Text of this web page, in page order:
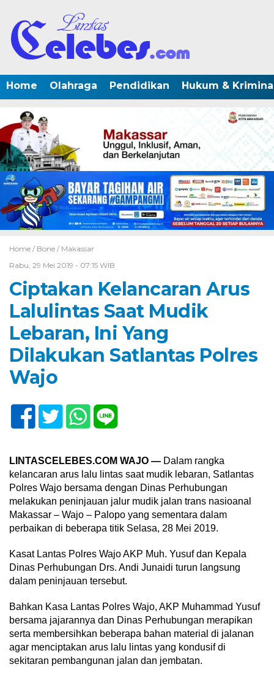
Home Olahraga Pendidikan Hukum &
Home / Bone / Makassar
Rabu, 29 Mei 2019 - 07:15 WIB
Ciptakan Kelancaran Arus
Lalulintas Saat Mudik
Lebaran, Ini Yang
Dilakukan Satlantas Polres
Wajo
LINTASCELEBES.COM WAJO — Dalam rangka
kelancaran arus lalu lintas saat mudik lebaran, Satlantas
Polres Wajo bersama dengan Dinas Perhubungan
melakukan peninjauan jalur mudik jalan trans nasioanal
Makassar – Wajo – Palopo yang sementara dalam
perbaikan di beberapa titik Selasa, 28 Mei 2019.
Kasat Lantas Polres Wajo AKP Muh. Yusuf dan Kepala
Dinas Perhubungan Drs. Andi Junaidi turun langsung
dalam peninjauan tersebut.
Bahkan Kasa Lantas Polres Wajo, AKP Muhammad Yusuf
bersama jajarannya dan Dinas Perhubungan merapikan
serta membersihkan beberapa bahan material di jalanan
agar menciptakan arus lalu lintas yang kondusif di
sekitaran pembangunan jalan dan jembatan.